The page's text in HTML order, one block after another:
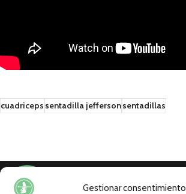
Gestionar consentimiento
cuadricepssentadilla jeffersonsentadillas